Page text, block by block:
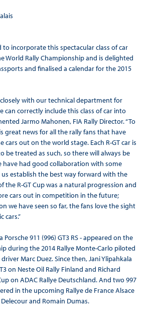
to incorporate this spectacular class of car
World Rally Championship and is delighted
and finalised a calendar for the 2015
with our technical department for
can correctly include this class of car into
Jarmo Mahonen, FIA Rally Director. “To
great news for all the rally fans that have
cars out on the world stage. Each R-GT car is
be treated as such, so there will always be
have had good collaboration with some
establish the best way forward with the
the R-GT Cup was a natural progression and
cars out in competition in the future;
we have seen so far, the fans love the sight
cars.”
Porsche 911 (996) GT3 RS - appeared on the
during the 2014 Rallye Monte-Carlo piloted
Marc Duez. Since then, Jani Ylipahkala
on Neste Oil Rally Finland and Richard
on ADAC Rallye Deutschland. And two 997
in the upcoming Rallye de France Alsace
and Romain Dumas.